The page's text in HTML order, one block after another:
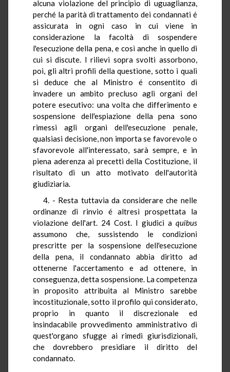
alcuna violazione del principio di uguaglianza,
perché la parità di trattamento dei condannati é
assicurata in ogni caso in cui viene in
considerazione la facoltà di sospendere
l'esecuzione della pena, e così anche in quello di
cui si discute. I rilievi sopra svolti assorbono,
poi, gli altri profili della questione, sotto i quali
si deduce che al Ministro é consentito di
invadere un ambito precluso agli organi del
potere esecutivo: una volta che differimento e
sospensione dell'espiazione della pena sono
rimessi agli organi dell'esecuzione penale,
qualsiasi decisione, non importa se favorevole o
sfavorevole all'interessato, sarà sempre, e in
piena aderenza ai precetti della Costituzione, il
risultato di un atto motivato dell'autorità
giudiziaria.
4. - Resta tuttavia da considerare che nelle
ordinanze di rinvio é altresì prospettata la
violazione dell'art. 24 Cost. I giudici a quibus
assumono che, sussistendo le condizioni
prescritte per la sospensione dell'esecuzione
della pena, il condannato abbia diritto ad
ottenerne l'accertamento e ad ottenere, in
conseguenza, detta sospensione. La competenza
in proposito attribuita al Ministro sarebbe
incostituzionale, sotto il profilo qui considerato,
proprio in quanto il discrezionale ed
insindacabile provvedimento amministrativo di
quest'organo sfugge ai rimedi giurisdizionali,
che dovrebbero presidiare il diritto del
condannato.